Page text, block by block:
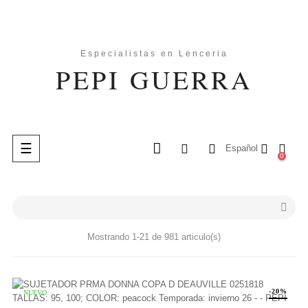
Navegación
de
☰ Español
0

Mostrando 1-21 de 981 articulo(s)
NUEVO -20%